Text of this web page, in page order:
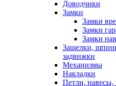
Доводчики
Замки
Замки
Замки
Замки
Защелки,
задвижки
Механизмы
Накладки
Петли,